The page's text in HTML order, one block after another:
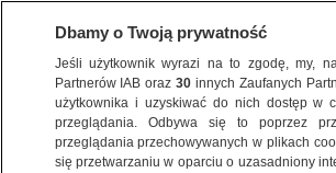
ŚWIAT
Dbamy o Twoją prywatność
Jeśli użytkownik wyrazi na to zgodę, my,
Partnerów IAB oraz30 innych Zaufanych
użytkownika i uzyskiwać do nich dostęp w
przeglądania. Odbywa się to poprzez
przeglądania przechowywanych w plikach
się przetwarzaniu w oparciu o uzasadniony